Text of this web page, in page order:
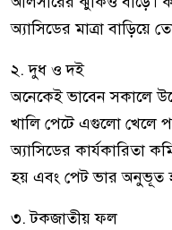
অ্যাসিডের মাত্রা বাড়িয়ে
২. দুধ ও দই
অনেকেই ভাবেন সকালে
খালি পেটে এগুলো খেলে
অ্যাসিডের কার্যকারিতা
হয় এবং পেট ভার অনুভূত
৩. টকজাতীয় ফল